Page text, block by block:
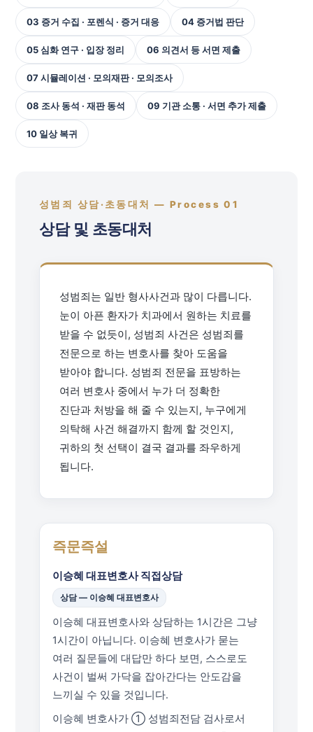
03 증거 수집 · 포렌식 · 증거 대응 04 증거법 판단
05 심화 연구 · 입장 정리 06 의견서 등 서면 제출
07 시뮬레이션 · 모의재판 · 모의조사
08 조사 동석 · 재판 동석 09 기관 소통 · 서면 추가 제출
10 일상 복귀
성범죄 상담·초동대처 — Process 01
상담 및 초동대처
성범죄는 일반 형사사건과 많이 다릅니다.
눈이 아픈 환자가 치과에서 원하는 치료를
받을 수 없듯이, 성범죄 사건은 성범죄를
전문으로 하는 변호사를 찾아 도움을
받아야 합니다. 성범죄 전문을 표방하는
여러 변호사 중에서 누가 더 정확한
진단과 처방을 해 줄 수 있는지, 누구에게
의탁해 사건 해결까지 함께 할 것인지,
귀하의 첫 선택이 결국 결과를 좌우하게
됩니다.
즉문즉설
이승혜 대표변호사 직접상담
상담 — 이승혜 대표변호사
이승혜 대표변호사와 상담하는 1시간은 그냥
1시간이 아닙니다. 이승혜 변호사가 묻는
여러 질문들에 대답만 하다 보면, 스스로도
사건이 벌써 가닥을 잡아간다는 안도감을
느끼실 수 있을 것입니다.
이승혜 변호사가 ① 성범죄전담 검사로서